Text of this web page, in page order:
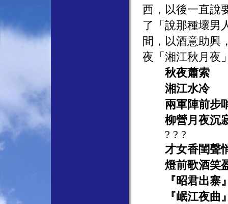
西，以後一直說
了「說那種壞男
間，以酒意助興
夜「湘江秋月夜
秋夜蕭索
湘江水冷
兩軍陣前步
柳營月夜沉
? ? ?
才女香閨聲
燈前歌酒笑
『昭君出寨』
『岷江夜曲』